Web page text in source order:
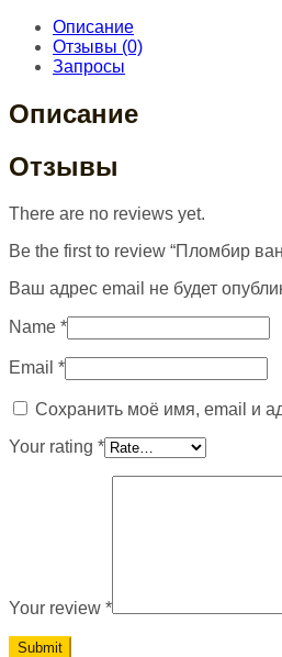
Описание
Отзывы (0)
Запросы
Описание
Отзывы
There are no reviews yet.
Be the first to review “Пломбир
Ваш адрес email не будет
Name *
Email *
Сохранить моё имя, email и
Your rating *
Your review *